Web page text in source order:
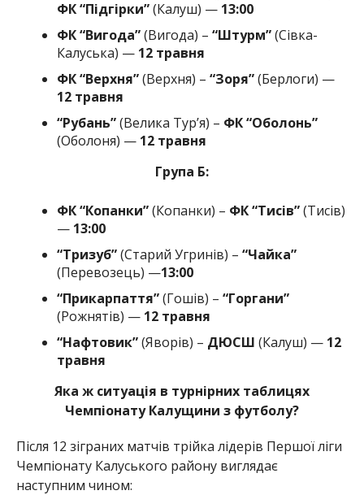
ФК “Підгірки”(Калуш) — 13:00
ФК “Вигода”(Вигода) – “Штурм”(Сівка-
Калуська) — 12 травня
ФК “Верхня”(Верхня) – “Зоря”(Берлоги) —
12 травня
“Рубань”(Велика Тур’я) – ФК “Оболонь”
(Оболоня) — 12 травня
Група Б:
ФК “Копанки”(Копанки) – ФК “Тисів”(Тисів)
—13:00
“Тризуб”(Старий Угринів) – “Чайка”
(Перевозець) —13:00
“Прикарпаття”(Гошів) – “Горгани”
(Рожнятів) — 12 травня
“Нафтовик”(Яворів) – ДЮСШ (Калуш) — 12
травня
Яка ж ситуація в турнірних таблицях
Чемпіонату Калущини з футболу?
Після 12 зіграних матчів трійка лідерів Першої ліги
Чемпіонату Калуського району виглядає
наступним чином: